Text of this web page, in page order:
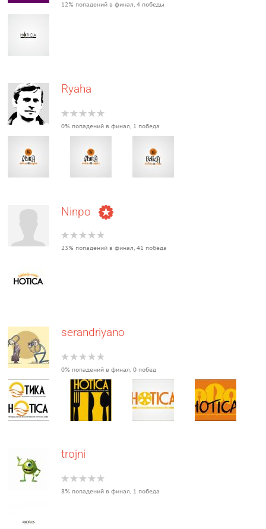
12% попадений в финал, 4 победы
Ryaha
0% попадений в финал, 1 победа
Ninpo
23% попадений в финал, 41 победа
serandriyano
0% попадений в финал, 0 побед
trojni
8% попадений в финал, 1 победа